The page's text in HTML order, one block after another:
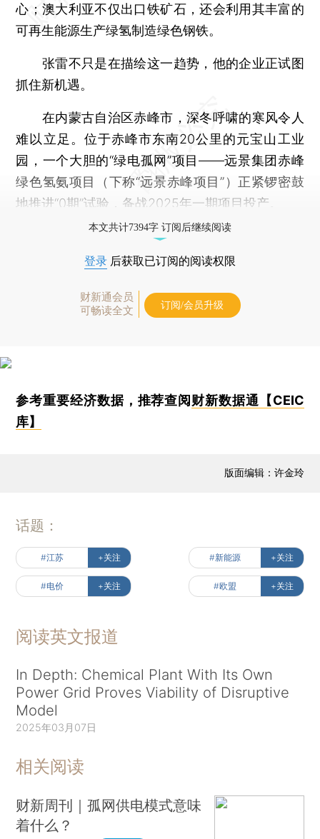
心；澳大利亚不仅出口铁矿石，还会利用其丰富的
可再生能源生产绿氢制造绿色钢铁。
张雷不只是在描绘这一趋势，他的企业正试图
抓住新机遇。
在内蒙古自治区赤峰市，深冬呼啸的寒风令人
难以立足。位于赤峰市东南20公里的元宝山工业
园，一个大胆的“绿电孤网”项目——远景集团赤峰
绿色氢氨项目（下称“远景赤峰项目”）正紧锣密鼓
地推进“0期”试验，备战2025年一期项目投产。
本文共计7394字 订阅后继续阅读
登录 后获取已订阅的阅读权限
财新通会员
可畅读全文
订阅/会员升级
参考重要经济数据，推荐查阅 财新数据通【CEIC
库】
版面编辑：许金玲
话题：
#江苏 +关注 #新能源 +关注
#电价 +关注 #欧盟 +关注
阅读英文报道
In Depth: Chemical Plant With Its Own
Power Grid Proves Viability of Disruptive
Model
2025年03月07日
相关阅读
财新周刊｜孤网供电模式意味
着什么？